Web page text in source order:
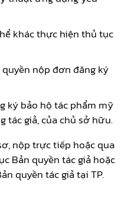
khác thực hiện thủ tục
nộp đơn đăng ký
ký bảo hộ tác phẩm mỹ
tác giả, của chủ sở hữu.
nộp trực tiếp hoặc qua
Bản quyền tác giả hoặc
quyền tác giả tại TP.